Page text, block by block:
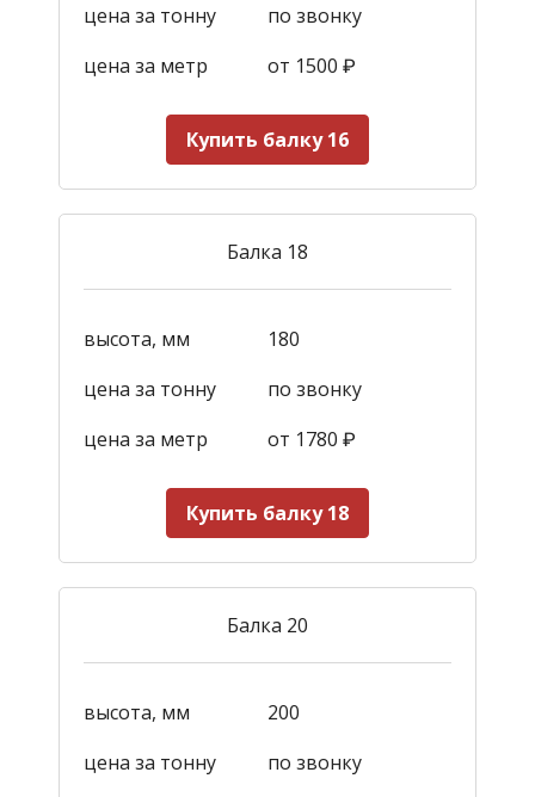
цена за тонну
по звонку
цена за метр
от 1500 ₽
Купить балку 16
Балка 18
высота, мм
180
цена за тонну
по звонку
цена за метр
от 1780 ₽
Купить балку 18
Балка 20
высота, мм
200
цена за тонну
по звонку